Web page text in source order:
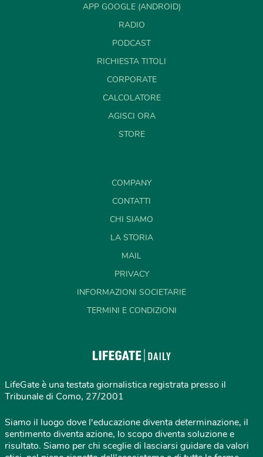
APP GOOGLE (ANDROID)
RADIO
PODCAST
RICHIESTA TITOLI
CORPORATE
CALCOLATORE
AGISCI ORA
STORE
COMPANY
CONTATTI
CHI SIAMO
LA STORIA
MAIL
PRIVACY
INFORMAZIONI SOCIETARIE
TERMINI E CONDIZIONI
LifeGate è una testata giornalistica registrata presso il
Tribunale di Como, 27/2001
Siamo il luogo dove l'educazione diventa determinazione, il
sentimento diventa azione, lo scopo diventa soluzione e
risultato. Siamo per chi sceglie di lasciarsi guidare da valori